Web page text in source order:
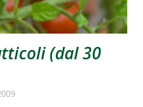
(dal 30